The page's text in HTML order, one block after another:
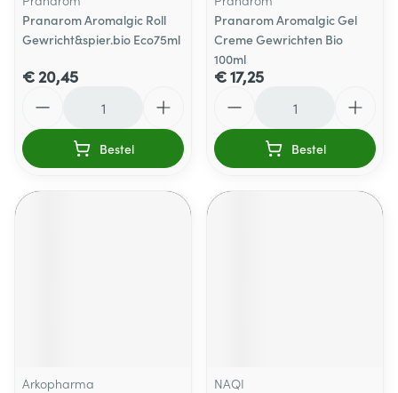
Pranarom Aromalgic Roll
Gewricht&spier.bio Eco75ml
€ 20,45
Bestel
Pranarom Aromalgic Gel
Creme Gewrichten Bio
100ml
€ 17,25
Bestel
Arkopharma
NAQI